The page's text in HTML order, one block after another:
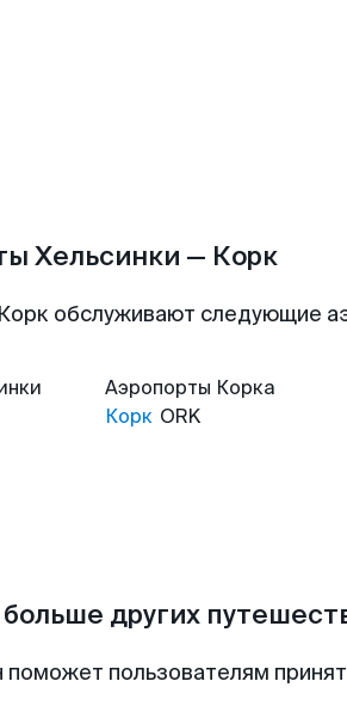
Хельсинки — Корк
обслуживают следующие
Аэропорты Корка
Корк ORK
других
пользователям